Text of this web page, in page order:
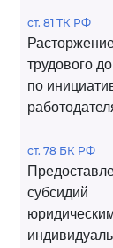
ст. 81 ТК РФ
трудового
по
ст. 78 БК РФ
субсидий